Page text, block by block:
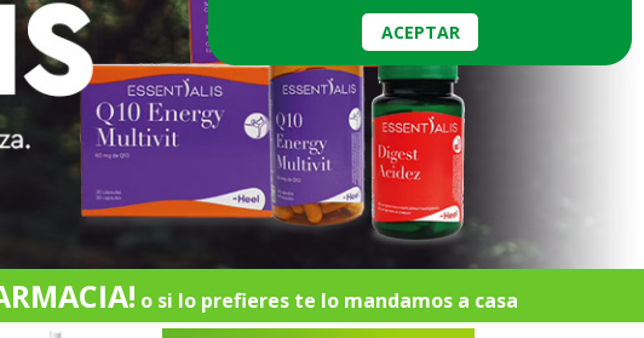
ACEPTAR
o si lo prefieres te lo mandamos a casa